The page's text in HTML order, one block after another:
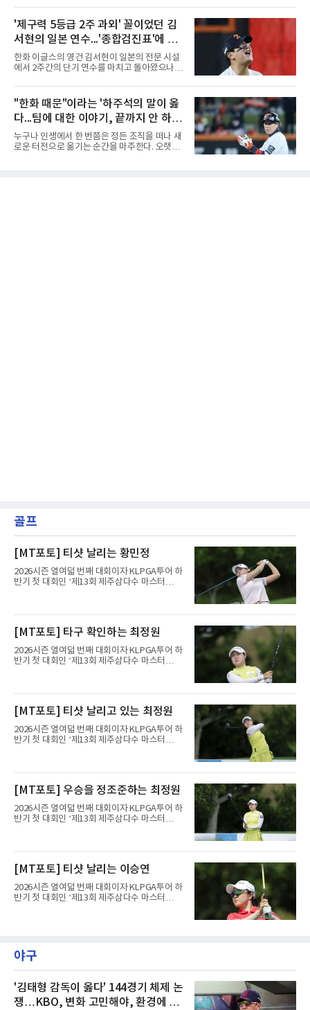
권대회 결승에서 모두 선명여고에 패해 준우승
에 머물렀다. 그러나 세 번째
하부고는 5일 충북 제천실내체육관에서 열린 대
회 남자 18세 이하부 준결승에서 남성고를 세트
스코어 3-1(25-17, 17-25, 25-21, 25-17)로 꺾
고 결승행 티켓을 따냈다. 인하부고는 높은 공격
성공률을 앞세워 경기 주도권을 잡으며 승리를
거뒀다.수성고도 준결승에서 속초고를 상대로
안정된 조직력을 바탕으로 3-1(25-23, 25-16,
고는 인하부고와 우승을 다툴 기회를 잡았다.여
자 18세 이하부에서는 중앙여고
'제구력 5등급 2주 과외' 꼴이었던 김
서현의 일본 연수...'종합검진표'에 불
과
한화 이글스의 영건 김서현이 일본의 전문 시설
에서 2주간의 단기 연수를 마치고 돌아왔으나,
출하며 야구 팬들과 전문가들 사이에 씁쓸한 뒷
맛을 남기고 있다.출국 당시만 해도 선수의 고질
적인 제구 문제를 해결할 특효약이 될 것처럼 포
장되었던 이번 연수는, 뚜껑을 열어보니 '제구력
5등급에게 2주짜리 족집게 과외를 붙여 1등급을
기대한 꼴'이었다는 냉정한 평가를 피하기 어렵
게 됐다.야구에서 투수의 제구력은 오랜 시간 투
"한화 때문"이라는 '하주석의 말이 옳
다...팀에 대한 이야기, 끝까지 안 하는
게 도리
누구나 인생에서 한 번쯤은 정든 조직을 떠나 새
로운 터전으로 옮기는 순간을 마주한다. 오랫동
골프
[MT포토] 티샷 날리는 황민정
2026시즌 열여덟 번째 대회이자 KLPGA투어 하
반기 첫 대회인 ‘제13회 제주삼다수 마스터
트(파72/6,767야드)에서 열리고 있다.6일 현재
1라운드 경기가 펼쳐지고 있다.황민정이 16번
홀에서 경기하고 있다.
[MT포토] 타구 확인하는 최정원
2026시즌 열여덟 번째 대회이자 KLPGA투어 하
반기 첫 대회인 ‘제13회 제주삼다수 마스터
트(파72/6,767야드)에서 열리고 있다.6일 현재
1라운드 경기가 펼쳐지고 있다.최정원이 16번
홀에서 경기하고 있다.
[MT포토] 티샷 날리고 있는 최정원
2026시즌 열여덟 번째 대회이자 KLPGA투어 하
반기 첫 대회인 ‘제13회 제주삼다수 마스터
트(파72/6,767야드)에서 열리고 있다.6일 현재
1라운드 경기가 펼쳐지고 있다.최정원이 16번
홀에서 경기하고 있다.
[MT포토] 우승을 정조준하는 최정원
2026시즌 열여덟 번째 대회이자 KLPGA투어 하
반기 첫 대회인 ‘제13회 제주삼다수 마스터
트(파72/6,767야드)에서 열리고 있다.6일 현재
1라운드 경기가 펼쳐지고 있다.최정원이 16번
홀에서 경기하고 있다.
[MT포토] 티샷 날리는 이승연
2026시즌 열여덟 번째 대회이자 KLPGA투어 하
반기 첫 대회인 ‘제13회 제주삼다수 마스터
홀에서 경기하고 있다.
야구
'김태형 감독이 옳다' 144경기 체제 논
쟁…KBO, 변화 고민해야, 환경에 맞